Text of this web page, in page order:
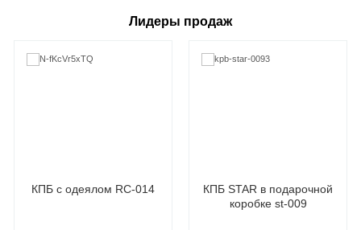
Лидеры продаж
КПБ с одеялом RC-014
КПБ STAR в подарочной
коробке st-009